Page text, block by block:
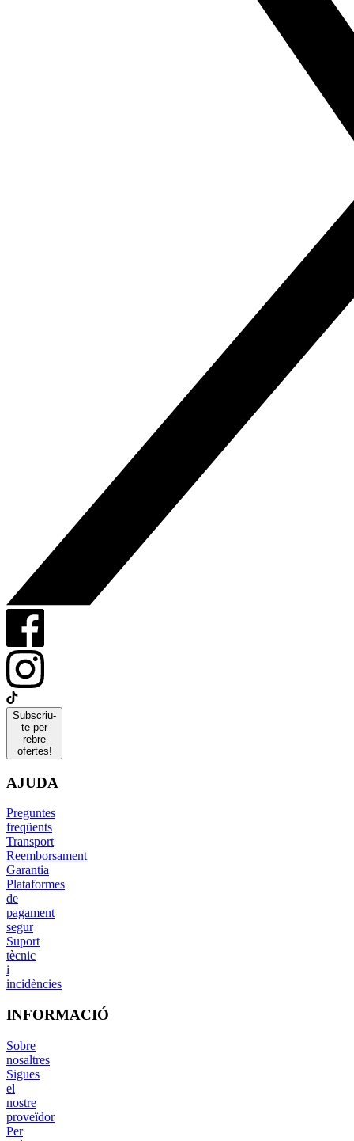
Subscriu-
te per
rebre
ofertes!
AJUDA
Preguntes
freqüents
Transport
Reemborsament
Garantia
Plataformes
de
pagament
segur
Suport
tècnic
i
incidències
INFORMACIÓ
Sobre
nosaltres
Sigues
el
nostre
proveïdor
Per